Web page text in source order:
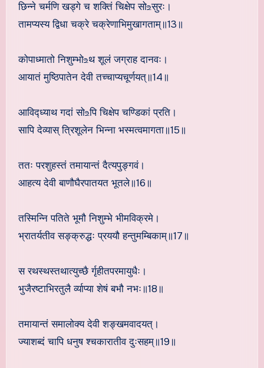
छिन्ने चर्मणि खड्गे च शक्तिं चिक्षेप सो‌உसुरः।
तामप्यस्य द्विधा चक्रे चक्रेणाभिमुखागताम्॥13॥
कोपाध्मातो निशुम्भो‌உथ शूलं जग्राह दानवः।
आयातं मुष्ठिपातेन देवी तच्चाप्यचूर्णयत्॥14॥
आविद्ध्याथ गदां सो‌உपि चिक्षेप चण्डिकां प्रति।
सापि देव्यास् त्रिशूलेन भिन्ना भस्मत्वमागता॥15॥
ततः परशुहस्तं तमायान्तं दैत्यपुङ्गवं।
आहत्य देवी बाणौघैरपातयत भूतले॥16॥
तस्मिन्नि पतिते भूमौ निशुम्भे भीमविक्रमे।
भ्रातर्यतीव सङ्क्रुद्धः प्रययौ हन्तुमम्बिकाम्॥17॥
स रथस्थस्तथात्युच्छै र्गृहीतपरमायुधैः।
भुजैरष्टाभिरतुलै र्व्याप्या शेषं बभौ नभः॥18॥
तमायान्तं समालोक्य देवी शङ्खमवादयत्।
ज्याशब्दं चापि धनुष श्चकारातीव दुःसहम्॥19॥